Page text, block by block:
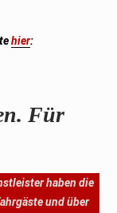
hier:
Für
haben die
und über